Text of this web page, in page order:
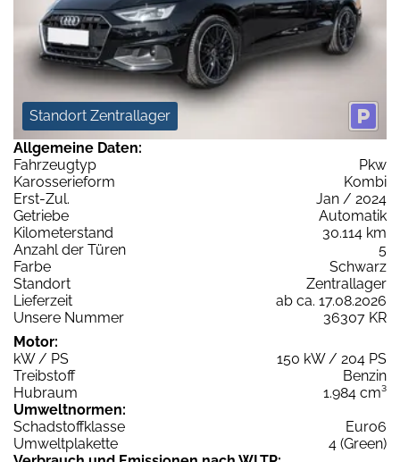
Standort Zentrallager
Allgemeine Daten:
Fahrzeugtyp
Pkw
Karosserieform
Kombi
Erst-Zul.
Jan / 2024
Getriebe
Automatik
Kilometerstand
30.114 km
Anzahl der Türen
5
Farbe
Schwarz
Standort
Zentrallager
Lieferzeit
ab ca. 17.08.2026
Unsere Nummer
36307 KR
Motor:
kW / PS
150 kW / 204 PS
Treibstoff
Benzin
Hubraum
1.984 cm³
Umweltnormen:
Schadstoffklasse
Euro6
Umweltplakette
4 (Green)